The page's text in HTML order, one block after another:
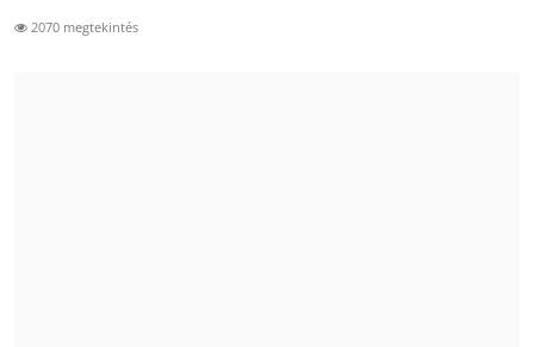
2070 megtekintés